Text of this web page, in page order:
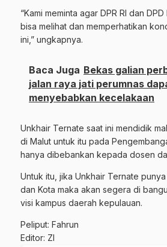
“Kami meminta agar DPR RI dan
bisa melihat dan memperhatikan
ini,” ungkapnya.
Baca Juga Bekas galian
jalan raya jati perumnas
menyebabkan kecelakaan
Unkhair Ternate saat ini mendidik
di Malut untuk itu pada
hanya dibebankan kepada dosen
Untuk itu, jika Unkhair Ternate
dan Kota maka akan segera di
visi kampus daerah kepulauan.
Peliput: Fahrun
Editor: ZI